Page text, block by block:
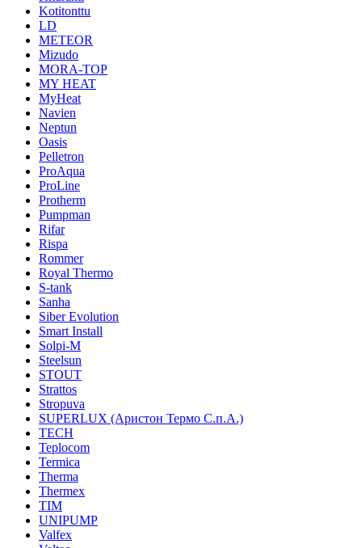
Kotitonttu
LD
METEOR
Mizudo
MORA-TOP
MY HEAT
MyHeat
Navien
Neptun
Oasis
Pelletron
ProAqua
ProLine
Protherm
Pumpman
Rifar
Rispa
Rommer
Royal Thermo
S-tank
Sanha
Siber Evolution
Smart Install
Solpi-M
Steelsun
STOUT
Strattos
Stropuva
SUPERLUX (Аристон Термо С.п.А.)
TECH
Teplocom
Termica
Therma
Thermex
TIM
UNIPUMP
Valfex